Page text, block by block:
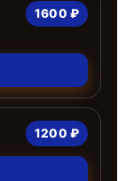
1600 ₽
1200 ₽